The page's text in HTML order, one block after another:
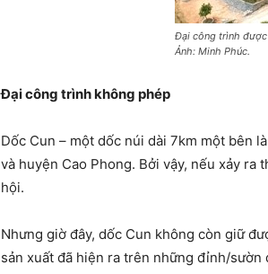
Đại công trình được
Ảnh: Minh Phúc.
Đại công trình không phép
Dốc Cun – một dốc núi dài 7km một bên
và huyện Cao Phong. Bởi vậy, nếu xảy
hội.
Nhưng giờ đây, dốc Cun không còn giữ
sản xuất đã hiện ra trên những đỉnh/sườn